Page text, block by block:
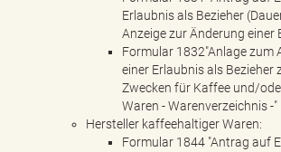
Erlaubnis als Bezieher
Anzeige zur Änderung einer
Formular 1832"Anlage zum
einer Erlaubnis als Bezieher
Zwecken für Kaffee und/
Waren - Warenverzeichnis -"
Hersteller kaffeehaltiger Waren:
Formular 1844 "Antrag auf